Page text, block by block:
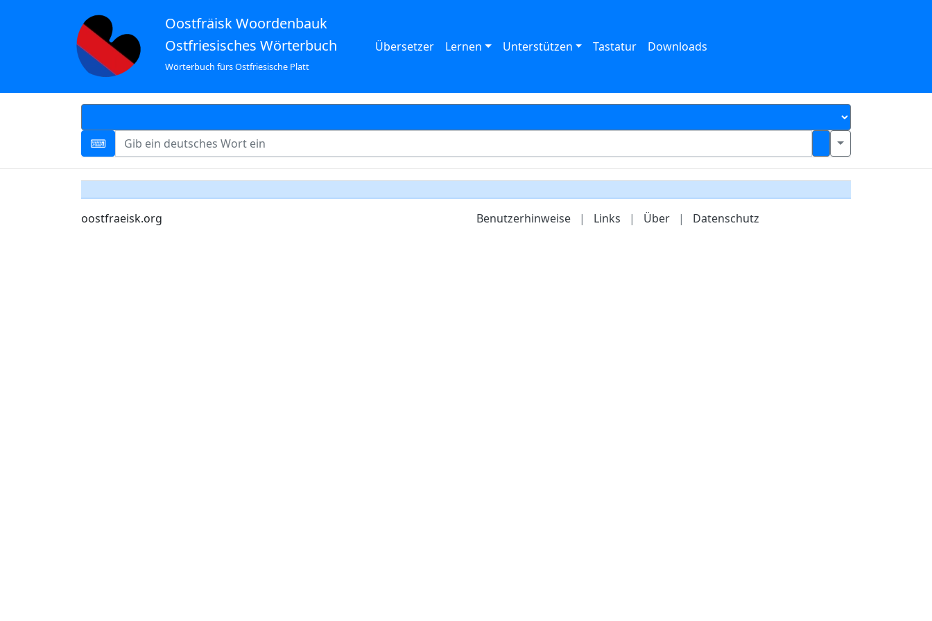
Oostfräisk Woordenbauk
Ostfriesisches Wörterbuch
Wörterbuch fürs Ostfriesische Platt
Übersetzer Lernen Unterstützen Tastatur Downloads
oostfraeisk.org Benutzerhinweise | Links | Über | Datenschutz